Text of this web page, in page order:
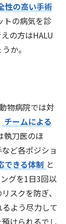
性の高い手術
トの病気を診
の方はHALU
か。
物病院では対
チームによる
執刀医のほ
ど各ポジショ
できる体制 と
グを1日3回以
スクを防ぎ、
よう尽力して
けられるでし